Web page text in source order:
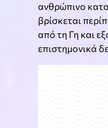
ανθρώπινο
βρίσκεται
από τη Γη και
επιστημονικά